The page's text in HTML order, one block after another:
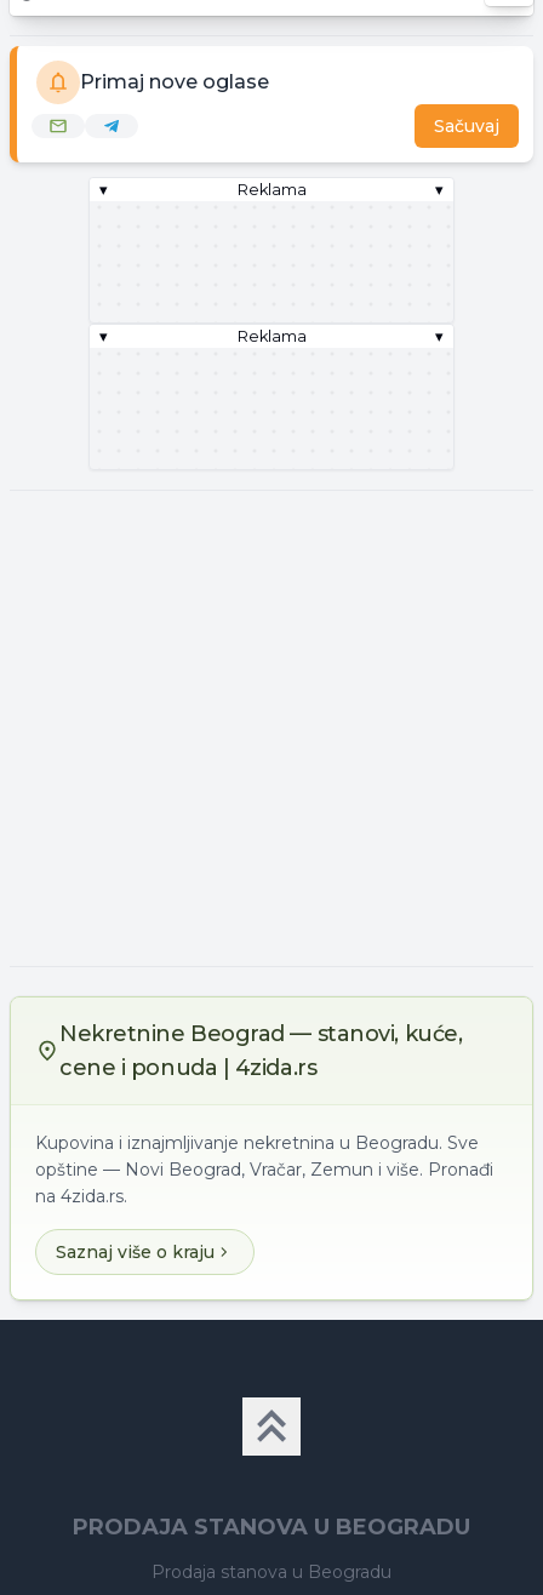
Primaj nove oglase
Sačuvaj
▾ Reklama ▾
▾ Reklama ▾
Nekretnine Beograd — stanovi, kuće,
cene i ponuda | 4zida.rs
Kupovina i iznajmljivanje nekretnina u Beogradu. Sve
opštine — Novi Beograd, Vračar, Zemun i više. Pronađi
na 4zida.rs.
Saznaj više o kraju
PRODAJA STANOVA U BEOGRADU
Prodaja stanova u Beogradu